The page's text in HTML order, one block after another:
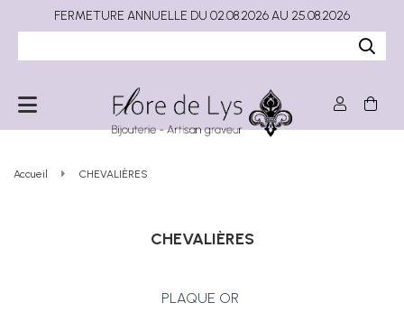
Accueil CHEVALIÈRES
CHEVALIÈRES
PLAQUE OR
FERMETURE ANNUELLE DU 02.08.2026 AU 25.08.2026